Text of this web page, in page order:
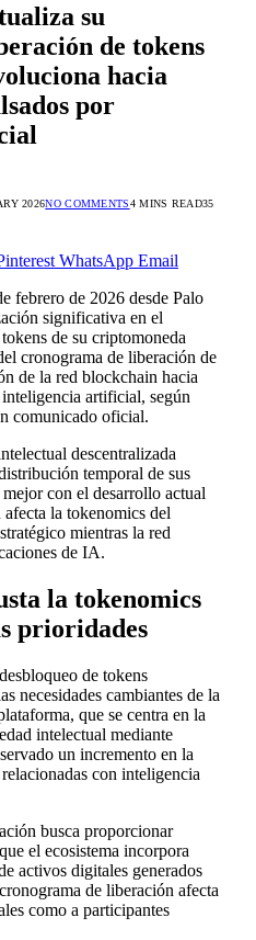
su
de tokens
hacia
por
2026NO COMMENTS4 MINS READ35
WhatsApp Email
febrero de 2026 desde Palo
significativa en el
de su criptomoneda
cronograma de liberación de
de la red blockchain hacia
artificial, según
comunicado oficial.
descentralizada
temporal de sus
con el desarrollo actual
la tokenomics del
mientras la red
de IA.
la tokenomics
prioridades
de tokens
necesidades cambiantes de la
que se centra en la
intelectual mediante
un incremento en la
con inteligencia
busca proporcionar
el ecosistema incorpora
activos digitales generados
de liberación afecta
como a participantes